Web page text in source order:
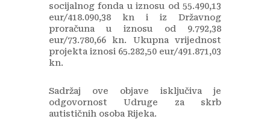
socijalnog fonda u iznosu od 55.490,13
eur/418.090,38 kn i iz Državnog
proračuna u iznosu od 9.792,38
eur/73.780,66 kn. Ukupna vrijednost
projekta iznosi 65.282,50 eur/491.871,03
kn.
Sadržaj ove objave isključiva je
odgovornost Udruge za skrb
autističnih osoba Rijeka.